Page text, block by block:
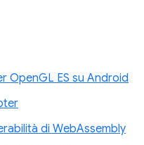
OpenGL ES su Android
di WebAssembly